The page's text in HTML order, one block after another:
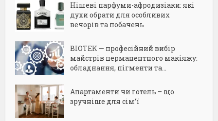
Нішеві парфуми-афродизіаки: які
духи обрати для особливих
вечорів та побачень
BIOTEK — професійний вибір
майстрів перманентного макіяжу:
обладнання, пігменти та...
Апартаменти чи готель – що
зручніше для сім’ї